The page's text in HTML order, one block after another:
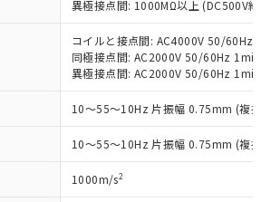
異極接点間: 1000MΩ以上 (DC500V絶
コイルと接点間: AC4000V 50/60Hz
同極接点間: AC2000V 50/60Hz 1min
異極接点間: AC2000V 50/60Hz 1min
10～55～10Hz 片振幅 0.75mm (複振
10～55～10Hz 片振幅 0.75mm (複振
1000m/s2
)を提供させていただくもので
制御機器事業取扱商品の中には、
ービスの対象外となる商品もある
をご了承ください。
状況および標準価格照会結果は、
づき作成されるものであり、閲
れた時点での実際の在庫および標
格とは異なる場合があることをご
と関係のない商品です。
事情により、非含有部品として
、含有品と判明した場合などや
することがあります。
10物質）：
以下、 水銀(Hg) 1000ppm以下、 カド
以下、
1000ppm以下、ポリ臭化ビフェニル
以下、ポリ臭化ジフェニルエーテル類
大均質材料含有率が中国RoHSの
であることを示します。
大均質材料含有率が中国RoHSの
えていることを示します。
認です。当社販売部門へお問
物質の基準値 (GB/T26572)：
、 Hg(水銀) : 1000ppm、 Cd(カドミウ
は、これら貴社製品のうち、外国
および外国貿易法に定める商品
下｢規制貨物等」という）を輸出
国外への提供する場合は、日本
府の輸出許可(または役務取引許
取得するなどの必要な手続きを